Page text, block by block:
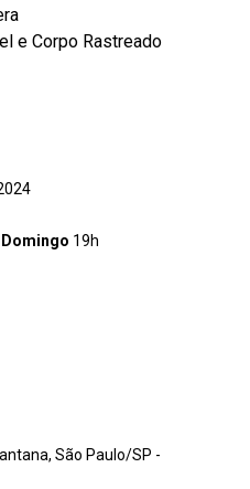
e Corpo Rastreado
Domingo 19h
São Paulo/SP -